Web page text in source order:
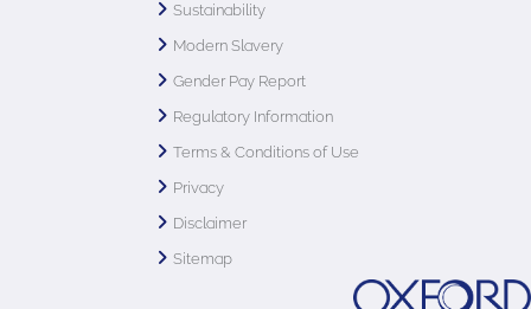
Sustainability
Modern Slavery
Gender Pay Report
Regulatory Information
Terms & Conditions of Use
Privacy
Disclaimer
Sitemap